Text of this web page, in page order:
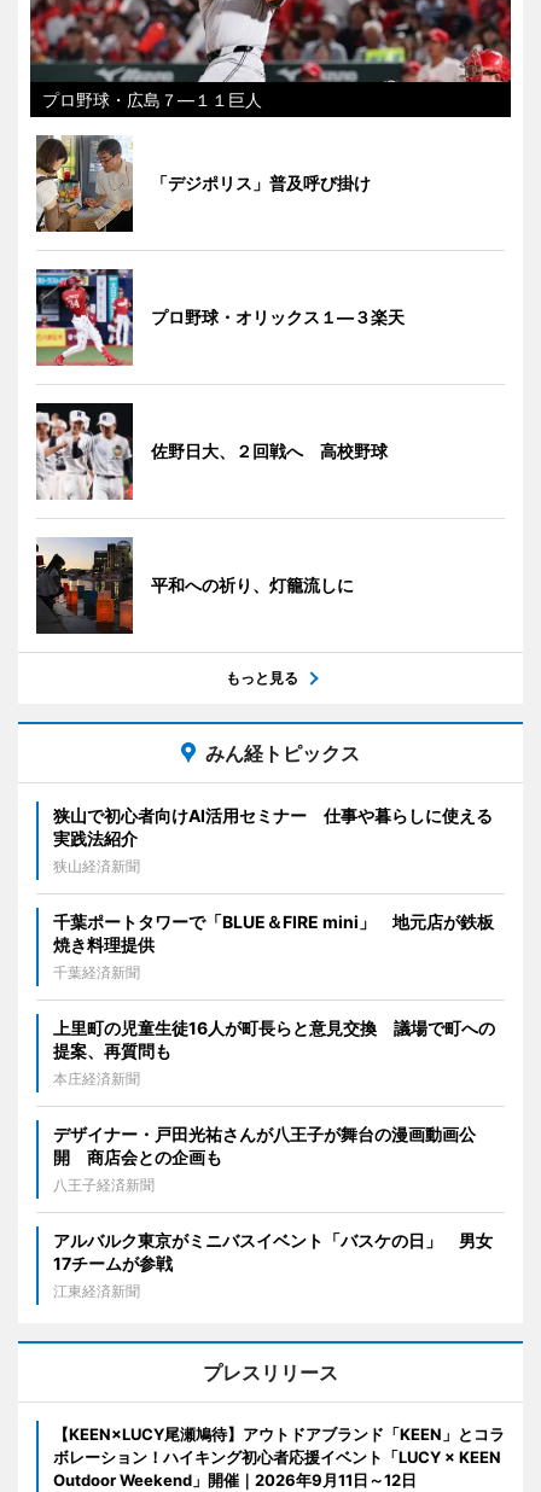
プロ野球・広島７―１１巨人
「デジポリス」普及呼び掛け
プロ野球・オリックス１―３楽天
佐野日大、２回戦へ 高校野球
平和への祈り、灯籠流しに
もっと見る
みん経トピックス
狭山で初心者向けAI活用セミナー 仕事や暮らしに使える
実践法紹介
狭山経済新聞
千葉ポートタワーで「BLUE＆FIRE mini」 地元店が鉄板
焼き料理提供
千葉経済新聞
上里町の児童生徒16人が町長らと意見交換 議場で町への
提案、再質問も
本庄経済新聞
デザイナー・戸田光祐さんが八王子が舞台の漫画動画公
開 商店会との企画も
八王子経済新聞
アルバルク東京がミニバスイベント「バスケの日」 男女
17チームが参戦
江東経済新聞
プレスリリース
【KEEN×LUCY尾瀬鳩待】アウトドアブランド「KEEN」とコラ
ボレーション！ハイキング初心者応援イベント「LUCY × KEEN
Outdoor Weekend」開催｜2026年9月11日～12日